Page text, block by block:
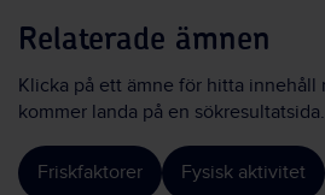
Relaterade ämnen
Klicka på ett ämne för hitta innehåll
kommer landa på en sökresultatsida.
Friskfaktorer Fysisk aktivitet